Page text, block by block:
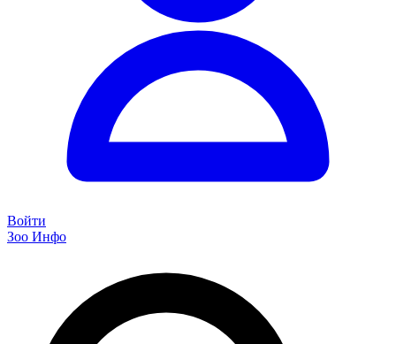
Войти
Зоо Инфо